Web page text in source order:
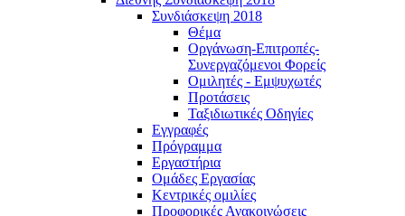
Συνδιάσκεψη 2018
Θέμα
Οργάνωση-Επιτροπές-
Συνεργαζόμενοι Φορείς
Ομιλητές - Εμψυχωτές
Προτάσεις
Ταξιδιωτικές Οδηγίες
Εγγραφές
Πρόγραμμα
Εργαστήρια
Ομάδες Εργασίας
Κεντρικές ομιλίες
Προφορικές Ανακοινώσεις